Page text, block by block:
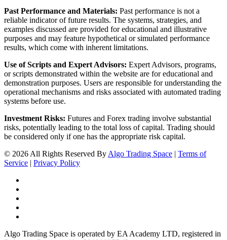
Past Performance and Materials: Past performance is not a
reliable indicator of future results. The systems, strategies, and
examples discussed are provided for educational and illustrative
purposes and may feature hypothetical or simulated performance
results, which come with inherent limitations.
Use of Scripts and Expert Advisors: Expert Advisors, programs,
or scripts demonstrated within the website are for educational and
demonstration purposes. Users are responsible for understanding the
operational mechanisms and risks associated with automated trading
systems before use.
Investment Risks: Futures and Forex trading involve substantial
risks, potentially leading to the total loss of capital. Trading should
be considered only if one has the appropriate risk capital.
© 2026 All Rights Reserved By Algo Trading Space | Terms of
Service | Privacy Policy
Algo Trading Space is operated by EA Academy LTD, registered in